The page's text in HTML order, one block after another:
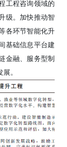
工程咨询领域的
级。加快推动智
各环节智能化升
基础信息平台建
金融、服务型制
。